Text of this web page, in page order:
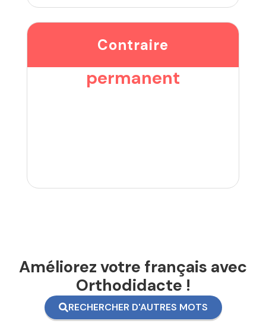
Contraire
permanent
Améliorez votre français avec
Orthodidacte !
RECHERCHER D'AUTRES MOTS